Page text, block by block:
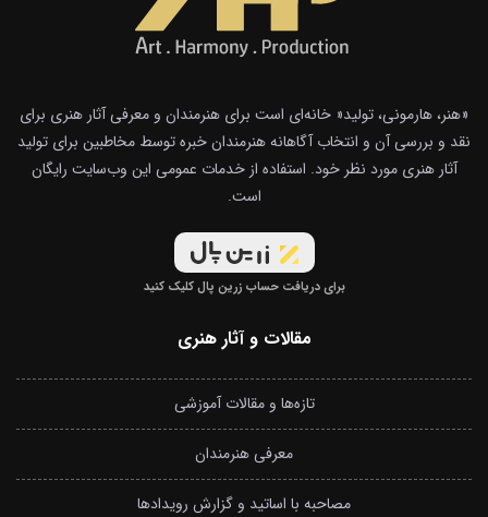
«هنر، هارمونی، تولید« خانه‌ای است برای هنرمندان و معرفی آثار هنری برای
نقد و بررسی آن و انتخاب آگاهانه هنرمندان خبره توسط مخاطبین برای تولید
آثار هنری مورد نظر خود. استفاده از خدمات عمومی این وب‌سایت رایگان
است.
برای دریافت حساب زرین پال کلیک کنید
مقالات و آثار هنری
تازه‌ها و مقالات آموزشی
معرفی هنرمندان
مصاحبه با اساتید و گزارش رویدادها